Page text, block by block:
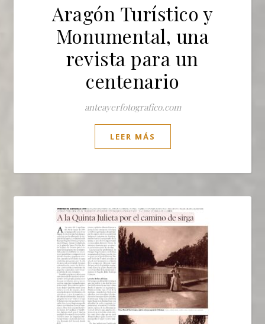
Aragón Turístico y
Monumental, una
revista para un
centenario
anteayerfotografico.com
LEER MÁS